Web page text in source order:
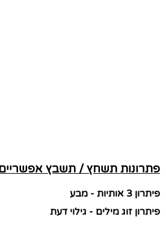
פתרונות תשחץ / תשבץ
פיתרון 3 אותיות - מבע
פיתרון זוג מילים - גילוי דעת